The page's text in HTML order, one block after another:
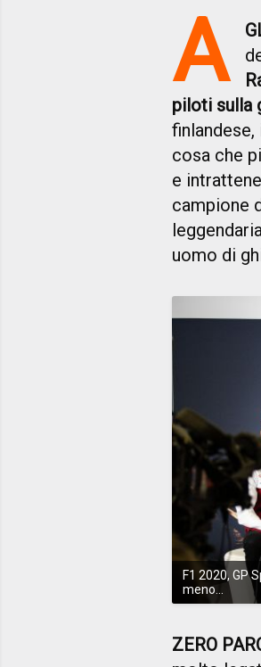
A
piloti sulla
cosa che
e
campione
uomo di
F1 2020, GP
meno...
ZERO